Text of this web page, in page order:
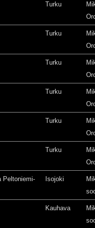
Turku
Turku
Turku
Turku
Turku
Turku
Peltoniemi-
Isojoki
Kauhava